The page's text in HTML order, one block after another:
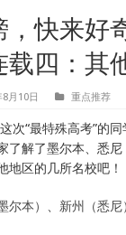
，快来好
载四：其
月10日 重点推荐
次“最特殊高考”的
了解了墨尔本、悉
地区的几所名校吧！
尔本） 新州（悉尼